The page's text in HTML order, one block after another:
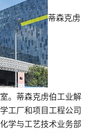
蒂森克虏
。蒂森克虏伯工业解
工厂和项目工程公司
学与工艺技术业务部